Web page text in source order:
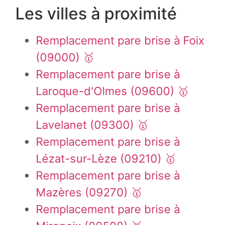
Les villes à proximité
Remplacement pare brise à Foix
(09000) 🥇
Remplacement pare brise à
Laroque-d'Olmes (09600) 🥇
Remplacement pare brise à
Lavelanet (09300) 🥇
Remplacement pare brise à
Lézat-sur-Lèze (09210) 🥇
Remplacement pare brise à
Mazères (09270) 🥇
Remplacement pare brise à